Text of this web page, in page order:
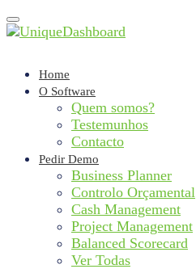
Toggle
navigation
Home
O Software
Quem somos?
Testemunhos
Contacto
Pedir Demo
Business Planner
Controlo Orçamental
Cash Management
Project Management
Balanced Scorecard
Ver Todas